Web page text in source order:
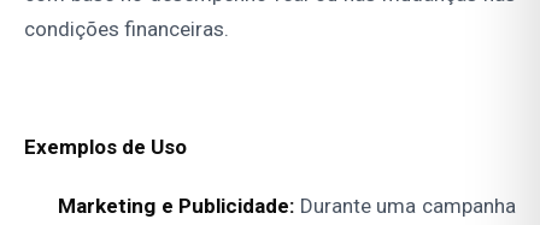
condições financeiras.
Exemplos de Uso
Marketing e Publicidade: Durante uma campanha